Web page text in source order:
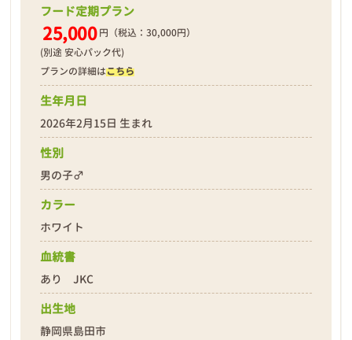
フード定期プラン
25,000 円（税込：30,000円）
(別途 安心パック代)
プランの詳細はこちら
生年月日
2026年2月15日 生まれ
性別
男の子♂
カラー
ホワイト
血統書
あり JKC
出生地
静岡県島田市